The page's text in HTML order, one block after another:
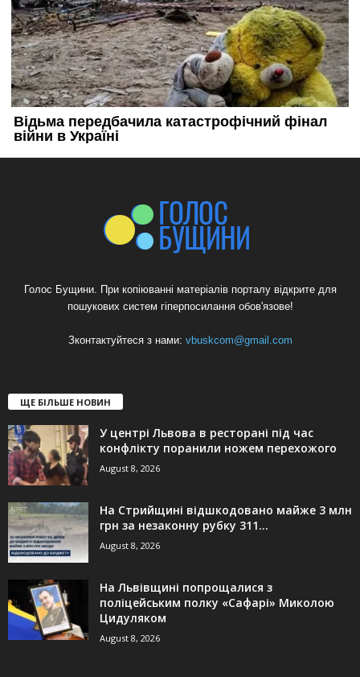
Голос Бущини. При копіюванні матеріалів порталу відкрите для
пошукових систем гіперпосилання обов'язове!
Зконтактуйтеся з нами: vbuskcom@gmail.com
ЩЕ БІЛЬШЕ НОВИН
У центрі Львова в ресторані під час
конфлікту поранили ножем перехожого
August 8, 2026
На Стрийщині відшкодовано майже 3 млн
грн за незаконну рубку 311...
August 8, 2026
На Львівщині попрощалися з
поліцейським полку «Сафарі» Миколою
Цидуляком
August 8, 2026